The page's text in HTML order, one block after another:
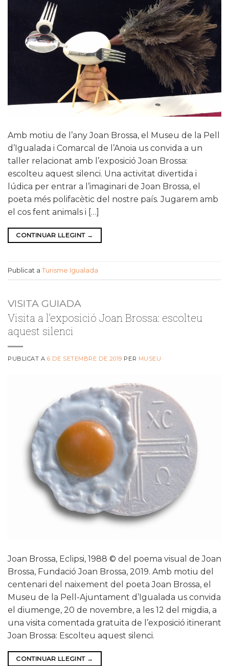
Amb motiu de l’any Joan Brossa, el Museu de la Pell
d’Igualada i Comarcal de l’Anoia us convida a un
taller relacionat amb l’exposició Joan Brossa:
escolteu aquest silenci. Una activitat divertida i
lúdica per entrar a l’imaginari de Joan Brossa, el
poeta més polifacètic del nostre país. Jugarem amb
el cos fent animals i […]
CONTINUAR LLEGINT →
Publicat a Turisme Igualada
VISITA GUIADA
Visita a l’exposició Joan Brossa: escolteu
aquest silenci
PUBLICAT A6 DE SETEMBRE DE 2019 PER MUSEU
Joan Brossa, Eclipsi, 1988 © del poema visual de Joan
Brossa, Fundació Joan Brossa, 2019. Amb motiu del
centenari del naixement del poeta Joan Brossa, el
Museu de la Pell-Ajuntament d’Igualada us convida
el diumenge, 20 de novembre, a les 12 del migdia, a
una visita comentada gratuita de l’exposició itinerant
Joan Brossa: Escolteu aquest silenci.
CONTINUAR LLEGINT →